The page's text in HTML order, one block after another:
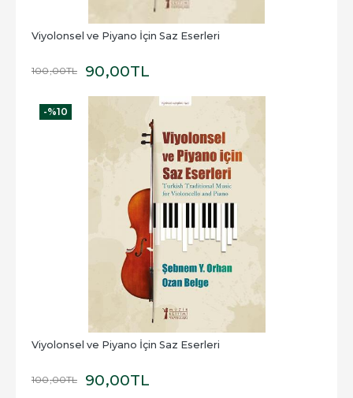
Viyolonsel ve Piyano İçin Saz Eserleri
100,00TL 90,00TL
-%10
Viyolonsel ve Piyano İçin Saz Eserleri
100,00TL 90,00TL